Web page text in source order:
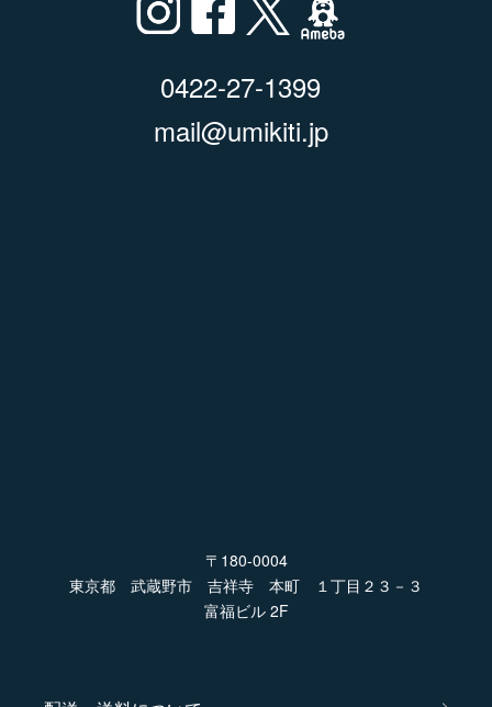
0422-27-1399
mail@umikiti.jp
〒180-0004
東京都 武蔵野市 吉祥寺 本町 １丁目２３－３
富福ビル 2F